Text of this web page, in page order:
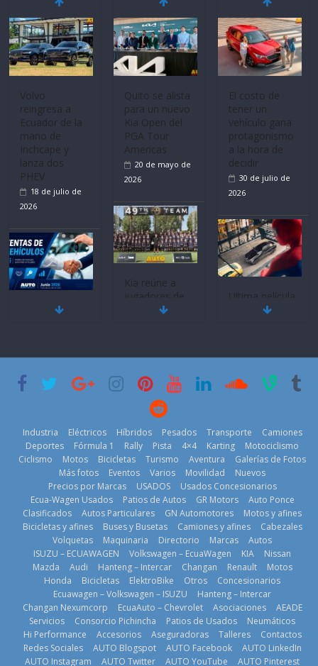
Volvo
reingresa a
Ecuador de la
mano de
Inchcape y
lanza dos
PHEV
18 de julio de
2026
Mercado
historia
11 de julio de
BMW, Toyota,
Bosch y
prueban flota
que usa
gasolina 100%
renovable
25 de julio de
2026
Quito se alista
para un nuevo
Kia Open del
PGA Tour
Americas
20 de mayo de
2026
Kia reúne a
jugadores de
fútbol de todo
2026
La Vuelta al
Ecuador 2026,
edición 47ª,
recorre 7
provincias en 8
días
1 de agosto de
2026
El costo de
tener un
vehículo gana
protagonismo
a la hora de
decidir
30 de julio de
2026
Ultima película
‘Spider‑Man:
29 de julio de
¿Qué puede
pasar con tu
vehículo si
permanece
varios días sin
usar?
3 de agosto de
2026
Industria Eléctricos Híbridos Pesados Transporte
Camiones
Deportes
Fórmula 1 Rally Pista 4×4 Karting
Motociclismo
Ciclismo
Motos Bicicletas Turismo Aventura
Galerías de Fotos
Más fotos
Eventos Varios Movilidad
Nuevos
Precios por Marcas
USADOS
Usados Concesionarios
Ecua-Wagen Usados
Patios de Autos GR Motors
Auto Ponce
Clasificados
Autos Particulares GN Automotores
Motos y afines
Bicicletas y afines
Buses y Busetas Camiones y afines
Cabezales
Volquetas
Maquinaria Directorio Marcas
Autos
ISUZU – ECUAWAGEN
Volkswagen – EcuaWagen KIA
Nissan
Mazda
Audi Hanteng – Intercar Changan Renault
Motos
Honda
Bicicletas ElektroBike Otros
Concesionarios
Ecuawagen – Volkswagen – ISUZU
Hanteng – Intercar
Changan Nexumcorp
EcuaAuto – Chevrolet Asociaciones
AEADE
Servicios
Consorcio Pichincha Patios de Usados
Neumáticos
Hi Performance
Accesorios Aseguradoras Talleres
Contactos
Redes Sociales
AUTO Blogspot AUTO Facebook
AUTO LinkedIn
AUTO Instagram
AUTO Twitter AUTO YouTube AUTO Pinterest